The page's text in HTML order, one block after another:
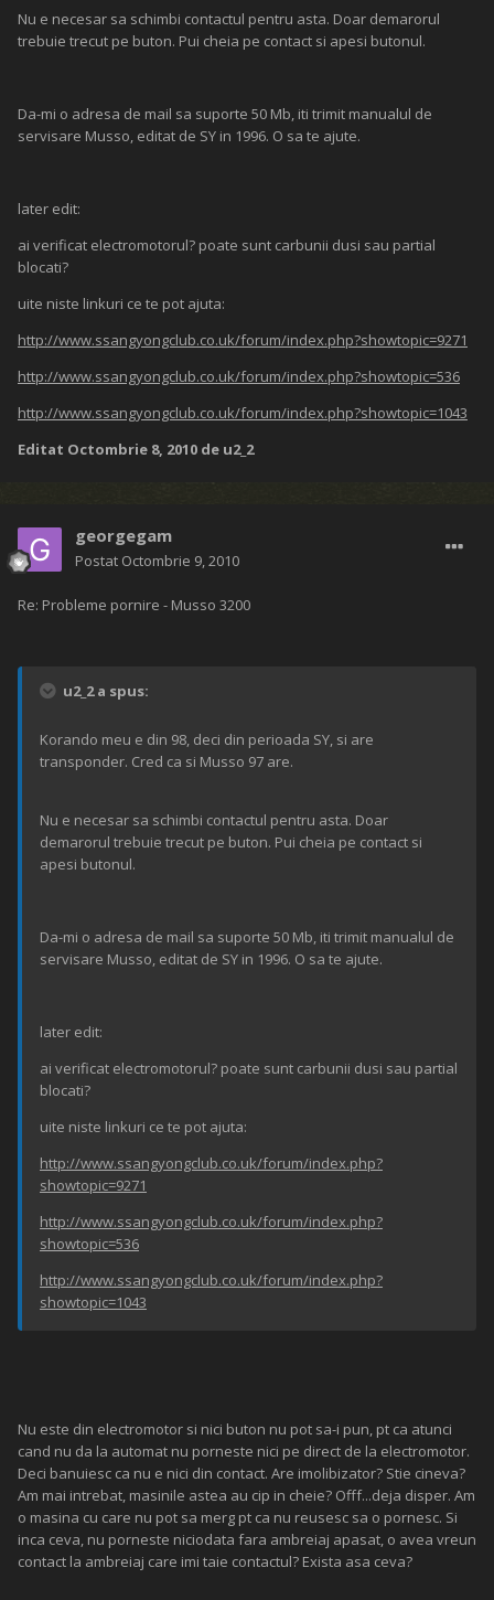
Nu e necesar sa schimbi contactul pentru asta. Doar demarorul
trebuie trecut pe buton. Pui cheia pe contact si apesi butonul.
Da-mi o adresa de mail sa suporte 50 Mb, iti trimit manualul de
servisare Musso, editat de SY in 1996. O sa te ajute.
later edit:
ai verificat electromotorul? poate sunt carbunii dusi sau partial
blocati?
uite niste linkuri ce te pot ajuta:
http://www.ssangyongclub.co.uk/forum/index.php?showtopic=9271
http://www.ssangyongclub.co.uk/forum/index.php?showtopic=536
http://www.ssangyongclub.co.uk/forum/index.php?showtopic=1043
Editat Octombrie 8, 2010 de u2_2
georgegam
Postat Octombrie 9, 2010
Re: Probleme pornire - Musso 3200
u2_2 a spus:
Korando meu e din 98, deci din perioada SY, si are
transponder. Cred ca si Musso 97 are.
Nu e necesar sa schimbi contactul pentru asta. Doar
demarorul trebuie trecut pe buton. Pui cheia pe contact si
apesi butonul.
Da-mi o adresa de mail sa suporte 50 Mb, iti trimit manualul de
servisare Musso, editat de SY in 1996. O sa te ajute.
later edit:
ai verificat electromotorul? poate sunt carbunii dusi sau partial
blocati?
uite niste linkuri ce te pot ajuta:
http://www.ssangyongclub.co.uk/forum/index.php?
showtopic=9271
http://www.ssangyongclub.co.uk/forum/index.php?
showtopic=536
http://www.ssangyongclub.co.uk/forum/index.php?
showtopic=1043
Nu este din electromotor si nici buton nu pot sa-i pun, pt ca atunci
cand nu da la automat nu porneste nici pe direct de la electromotor.
Deci banuiesc ca nu e nici din contact. Are imolibizator? Stie cineva?
Am mai intrebat, masinile astea au cip in cheie? Offf...deja disper. Am
o masina cu care nu pot sa merg pt ca nu reusesc sa o pornesc. Si
inca ceva, nu porneste niciodata fara ambreiaj apasat, o avea vreun
contact la ambreiaj care imi taie contactul? Exista asa ceva?